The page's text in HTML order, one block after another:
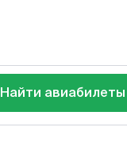
Найти авиабилеты